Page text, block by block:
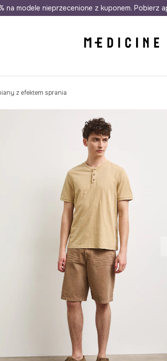
nawet w 24h Darmowa dostawa do
na modele nieprzecenione z kuponem. Pobierz
z efektem sprania